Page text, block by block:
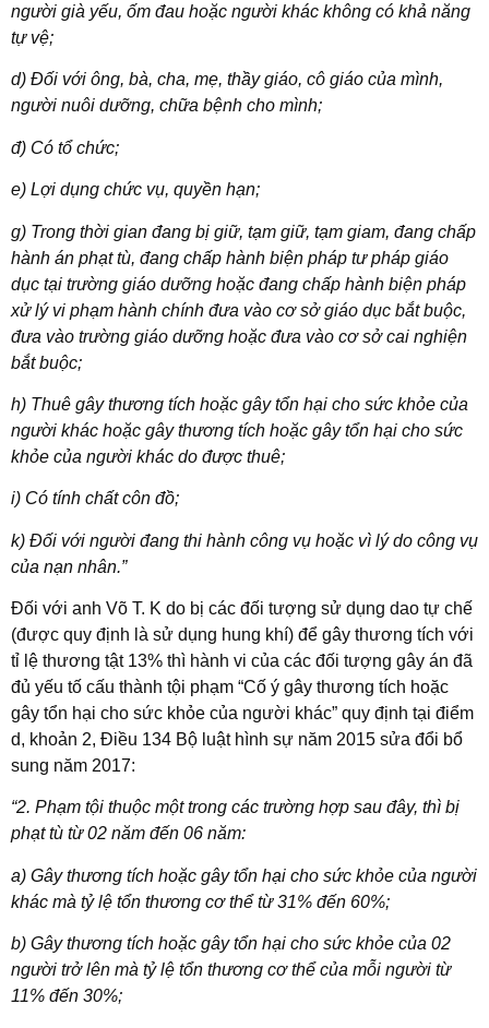
người già yếu, ốm đau hoặc người khác không có khả năng
tự vệ;
d) Đối với ông, bà, cha, mẹ, thầy giáo, cô giáo của mình,
người nuôi dưỡng, chữa bệnh cho mình;
đ) Có tổ chức;
e) Lợi dụng chức vụ, quyền hạn;
g) Trong thời gian đang bị giữ, tạm giữ, tạm giam, đang chấp
hành án phạt tù, đang chấp hành biện pháp tư pháp giáo
dục tại trường giáo dưỡng hoặc đang chấp hành biện pháp
xử lý vi phạm hành chính đưa vào cơ sở giáo dục bắt buộc,
đưa vào trường giáo dưỡng hoặc đưa vào cơ sở cai nghiện
bắt buộc;
h) Thuê gây thương tích hoặc gây tổn hại cho sức khỏe của
người khác hoặc gây thương tích hoặc gây tổn hại cho sức
khỏe của người khác do được thuê;
i) Có tính chất côn đồ;
k) Đối với người đang thi hành công vụ hoặc vì lý do công vụ
của nạn nhân.”
Đối với anh Võ T. K do bị các đối tượng sử dụng dao tự chế
(được quy định là sử dụng hung khí) để gây thương tích với
tỉ lệ thương tật 13% thì hành vi của các đối tượng gây án đã
đủ yếu tố cấu thành tội phạm “Cố ý gây thương tích hoặc
gây tổn hại cho sức khỏe của người khác” quy định tại điểm
d, khoản 2, Điều 134 Bộ luật hình sự năm 2015 sửa đổi bổ
sung năm 2017:
“2. Phạm tội thuộc một trong các trường hợp sau đây, thì bị
phạt tù từ 02 năm đến 06 năm:
a) Gây thương tích hoặc gây tổn hại cho sức khỏe của người
khác mà tỷ lệ tổn thương cơ thể từ 31% đến 60%;
b) Gây thương tích hoặc gây tổn hại cho sức khỏe của 02
người trở lên mà tỷ lệ tổn thương cơ thể của mỗi người từ
11% đến 30%;